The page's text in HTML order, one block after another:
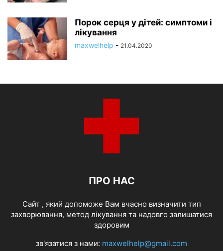
Порок серця у дітей: симптоми і
лікування
maxwelhelp - 21.04.2020
ПРО НАС
Cайт , який допоможе Вам вчасно визначити тип
захворювання, метод лікування та надовго залишатися
здоровим
зв'язатися з нами: maxwelhelp@gmail.com